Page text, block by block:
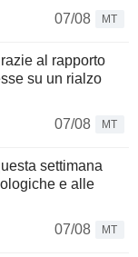
07/08
MT
al rapporto
su un rialzo
07/08
MT
settimana
e alle
07/08
MT